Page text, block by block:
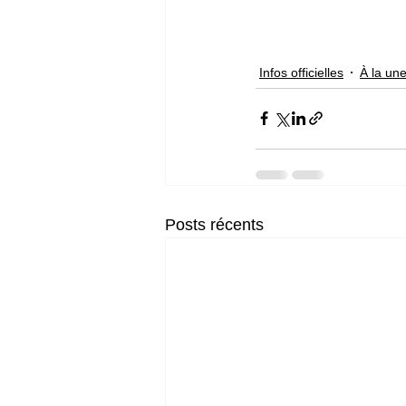
Infos officielles À la une
Posts récents